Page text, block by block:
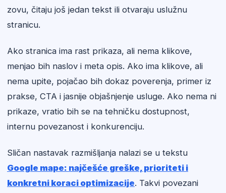
zovu, čitaju još jedan tekst ili otvaraju uslužnu
stranicu.
Ako stranica ima rast prikaza, ali nema klikove,
menjao bih naslov i meta opis. Ako ima klikove, ali
nema upite, pojačao bih dokaz poverenja, primer iz
prakse, CTA i jasnije objašnjenje usluge. Ako nema ni
prikaze, vratio bih se na tehničku dostupnost,
internu povezanost i konkurenciju.
Sličan nastavak razmišljanja nalazi se u tekstu
Google mape: najčešće greške, prioriteti i
konkretni koraci optimizacije. Takvi povezani